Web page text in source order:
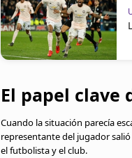
El papel clave
Cuando la situación parecía
representante del jugador
el futbolista y el club.